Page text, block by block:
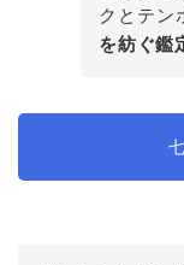
クとテン
を紡ぐ鑑